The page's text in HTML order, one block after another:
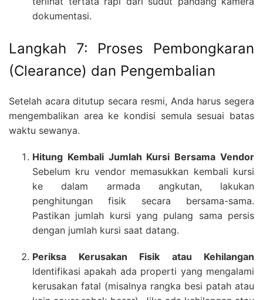
dokumentasi.
Langkah 7: Proses Pembongkaran
(Clearance) dan Pengembalian
Setelah acara ditutup secara resmi, Anda harus segera
mengembalikan area ke kondisi semula sesuai batas
waktu sewanya.
Hitung Kembali Jumlah Kursi Bersama Vendor
Sebelum kru vendor memasukkan kembali kursi
ke dalam armada angkutan, lakukan
penghitungan fisik secara bersama-sama.
Pastikan jumlah kursi yang pulang sama persis
dengan jumlah kursi saat datang.
Periksa Kerusakan Fisik atau Kehilangan
Identifikasi apakah ada properti yang mengalami
kerusakan fatal (misalnya rangka besi patah atau